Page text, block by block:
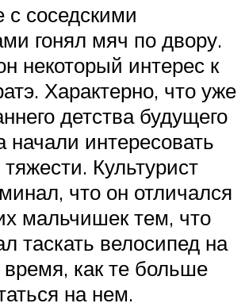
с соседскими
гонял мяч по двору.
некоторый интерес к
Характерно, что уже
детства будущего
начали интересовать
Культурист
что он отличался
мальчишек тем, что
таскать велосипед на
время, как те больше
на нем.